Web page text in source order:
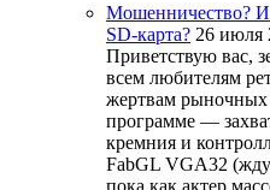
Мошенничество?
SD-карта? 26 июля
Приветствую вас,
всем любителям
жертвам рыночных
программе —
кремния и
FabGL VGA32
пока как актер